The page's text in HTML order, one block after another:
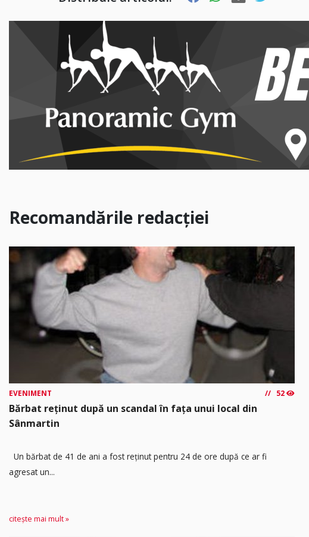
Recomandările redacției
EVENIMENT 52
Bărbat reținut după un scandal în fața unui local din
Sânmartin
Un bărbat de 41 de ani a fost reținut pentru 24 de ore după ce ar fi
agresat un...
citește mai mult »